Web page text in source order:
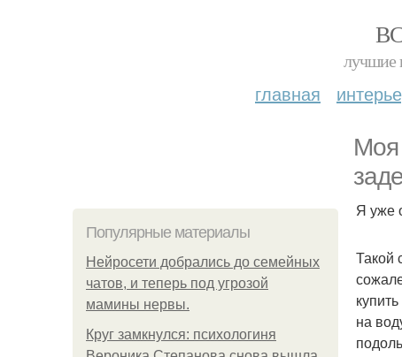
лучшие
главная
Моя
Популярные материалы
Нейросети добрались до семейных
чатов, и теперь под угрозой
мамины нервы.
Круг замкнулся: психологиня
Я уже
Такой
на